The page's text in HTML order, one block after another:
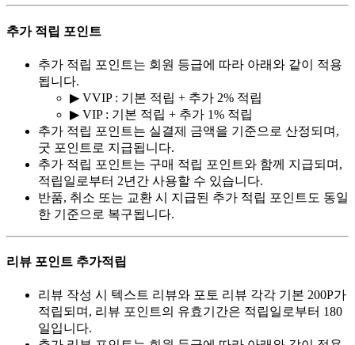
추가 적립 포인트
추가 적립 포인트는 회원 등급에 따라 아래와 같이 적용
됩니다.
▶ VVIP : 기본 적립 + 추가 2% 적립
▶ VIP : 기본 적립 + 추가 1% 적립
추가 적립 포인트는 실결제 금액을 기준으로 산정되며,
굿 포인트로 지급됩니다.
추가 적립 포인트는 구매 적립 포인트와 함께 지급되며,
적립일로부터 2년간 사용할 수 있습니다.
반품, 취소 또는 교환 시 지급된 추가 적립 포인트도 동일
한 기준으로 복구됩니다.
리뷰 포인트 추가적립
리뷰 작성 시 텍스트 리뷰와 포토 리뷰 각각 기본 200P가
적립되며, 리뷰 포인트의 유효기간은 적립일로부터 180
일입니다.